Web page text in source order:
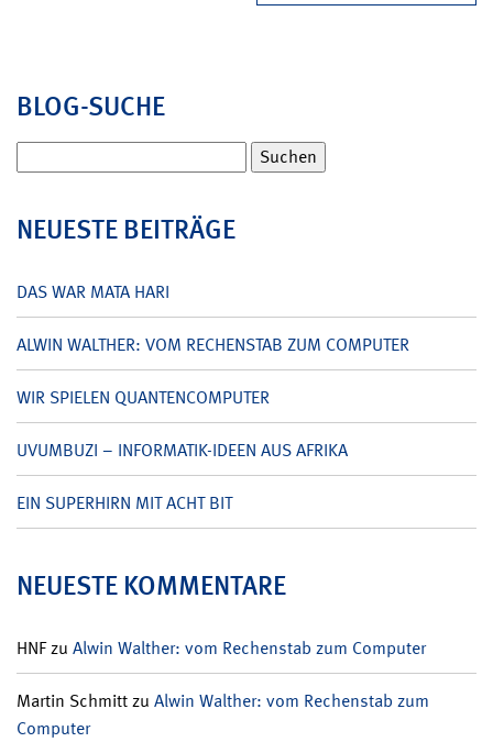
BLOG-SUCHE
nach:
NEUESTE BEITRÄGE
DAS WAR MATA HARI
ALWIN WALTHER: VOM RECHENSTAB ZUM COMPUTER
WIR SPIELEN QUANTENCOMPUTER
UVUMBUZI – INFORMATIK-IDEEN AUS AFRIKA
EIN SUPERHIRN MIT ACHT BIT
NEUESTE KOMMENTARE
HNFzu Alwin Walther: vom Rechenstab zum Computer
Martin Schmittzu Alwin Walther: vom Rechenstab zum
Computer